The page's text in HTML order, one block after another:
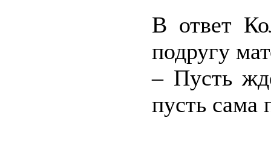
В ответ
подругу
– Пусть
пусть сама